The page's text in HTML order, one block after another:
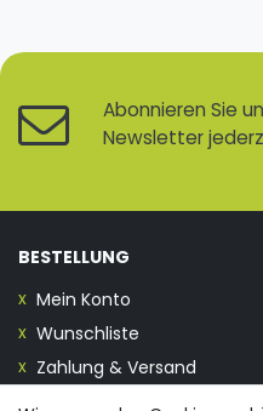
Abonnieren Sie
Newsletter
BESTELLUNG
Mein Konto
Wunschliste
Zahlung & Versand